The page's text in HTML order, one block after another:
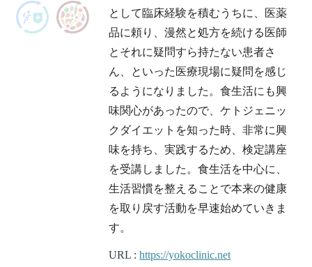
として臨床経験を積むうちに、医薬
品に頼り、漫然と処方を続ける医師
とそれに疑問すら持たない患者さ
ん、といった医療現場に疑問を感じ
るようになりました。食生活にも興
味関心があったので、ケトジェニッ
クダイエットを知った時、非常に興
味を持ち、実践するため、検定講座
を受講しました。食生活を中心に、
生活習慣を整えることで本来の健康
を取り戻す活動を早速始めていきま
す。
URL :https://yokoclinic.net